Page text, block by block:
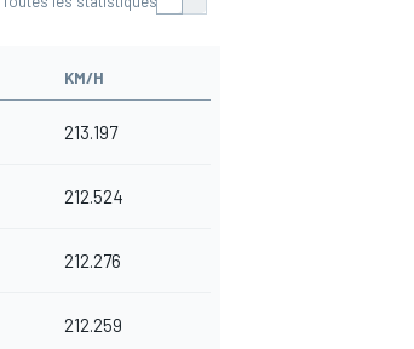
KM/H
213.197
212.524
212.276
212.259